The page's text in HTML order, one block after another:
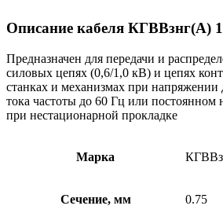
Описание кабеля КГВВзнг(А)
Предназначен для передачи и
силовых цепях (0,6/1,0 кВ) и цепях
станках и механизмах при
тока частоты до 60 Гц или
при нестационарной прокладке
Марка
Сечение, мм 0.75